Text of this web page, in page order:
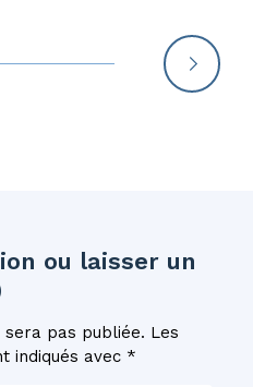
ou laisser un
pas publiée. Les
indiqués avec *